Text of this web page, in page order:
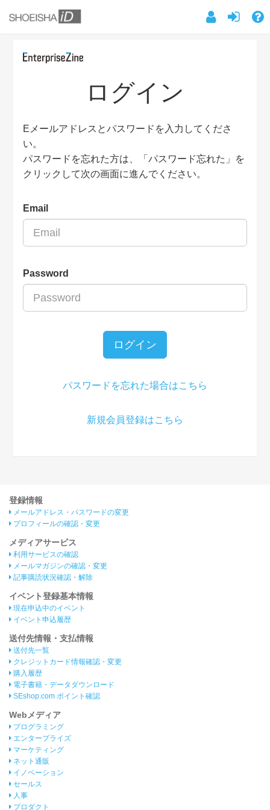
ログイン
Eメールアドレスとパスワードを入力してくださ
い。
パスワードを忘れた方は、「パスワード忘れた」を
クリックして次の画面に進んでください。
Email
Password
ログイン
パスワードを忘れた場合はこちら
新規会員登録はこちら
登録情報
メールアドレス・パスワードの変更
プロフィールの確認・変更
メディアサービス
利用サービスの確認
メールマガジンの確認・変更
記事購読状況確認・解除
イベント登録基本情報
現在申込中のイベント
イベント申込履歴
送付先情報・支払情報
送付先一覧
クレジットカード情報確認・変更
購入履歴
電子書籍・データダウンロード
SEshop.com ポイント確認
Webメディア
プログラミング
エンタープライズ
マーケティング
ネット通販
イノベーション
セールス
人事
プロダクト